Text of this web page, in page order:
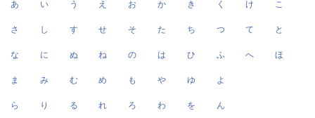
あ い う え お か き く け こ
さ し す せ そ た ち つ て と
な に ぬ ね の は ひ ふ へ ほ
ま み む め も や ゆ よ
ら り る れ ろ わ を ん